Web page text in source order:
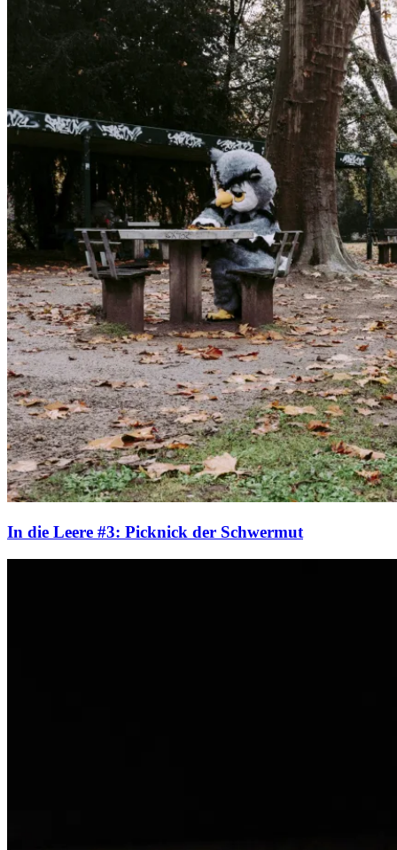
In die Leere #3: Picknick der Schwermut